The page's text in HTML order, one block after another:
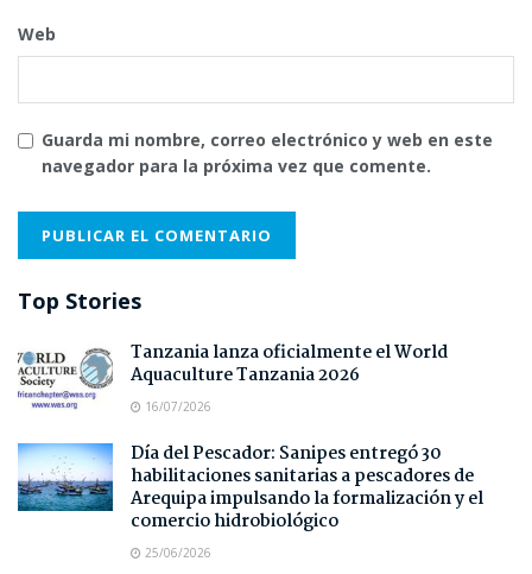
Web
Guarda mi nombre, correo electrónico y web en este
navegador para la próxima vez que comente.
Top Stories
Tanzania lanza oficialmente el World
Aquaculture Tanzania 2026
16/07/2026
Día del Pescador: Sanipes entregó 30
habilitaciones sanitarias a pescadores de
Arequipa impulsando la formalización y el
comercio hidrobiológico
25/06/2026